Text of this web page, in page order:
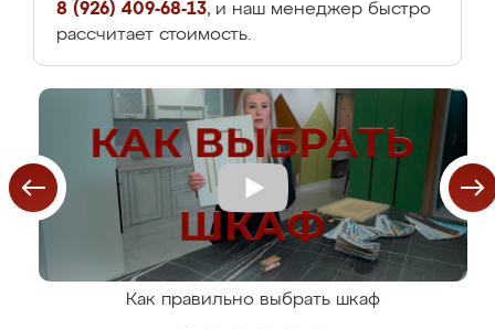
8 (926) 409-68-13, и наш менеджер быстро
рассчитает стоимость.
Как правильно выбрать шкаф